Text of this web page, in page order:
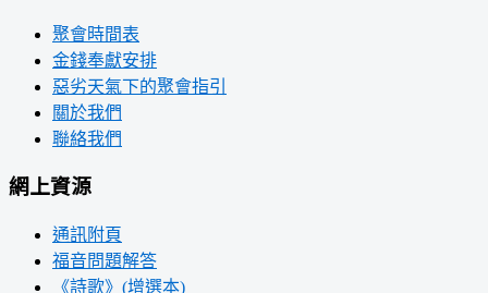
聚會時間表
金錢奉獻安排
惡劣天氣下的聚會指引
關於我們
聯絡我們
網上資源
通訊附頁
福音問題解答
《詩歌》(增選本)